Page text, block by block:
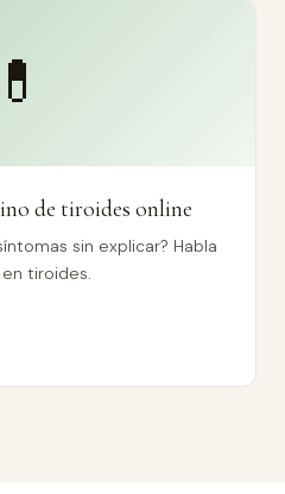
💊
de tiroides online
sin explicar? Habla
tiroides.